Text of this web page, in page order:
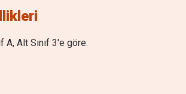
A, Alt Sınıf 3'e göre.